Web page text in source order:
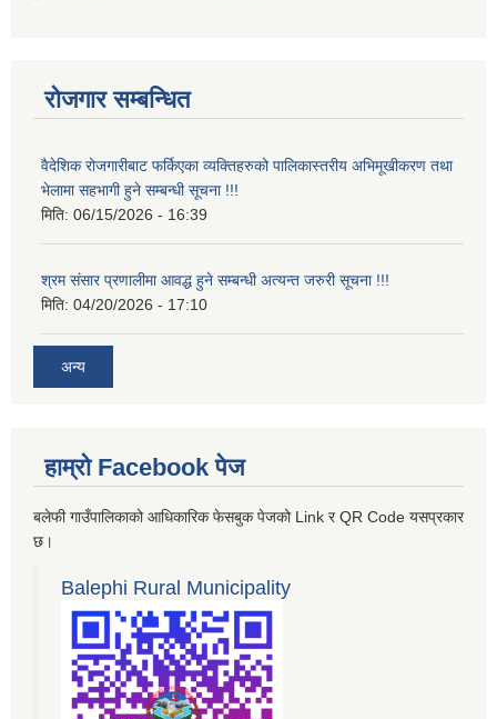
रोजगार सम्बन्धित
वैदेशिक रोजगारीबाट फर्किएका व्यक्तिहरुको पालिकास्तरीय अभिमूखीकरण तथा
भेलामा सहभागी हुने सम्बन्धी सूचना !!!
मिति: 06/15/2026 - 16:39
श्रम संसार प्रणालीमा आवद्ध हुने सम्बन्धी अत्यन्त जरुरी सूचना !!!
मिति: 04/20/2026 - 17:10
अन्य
हाम्रो Facebook पेज
बलेफी गाउँपालिकाको आधिकारिक फेसबुक पेजको Link र QR Code यसप्रकार
छ।
Balephi Rural Municipality